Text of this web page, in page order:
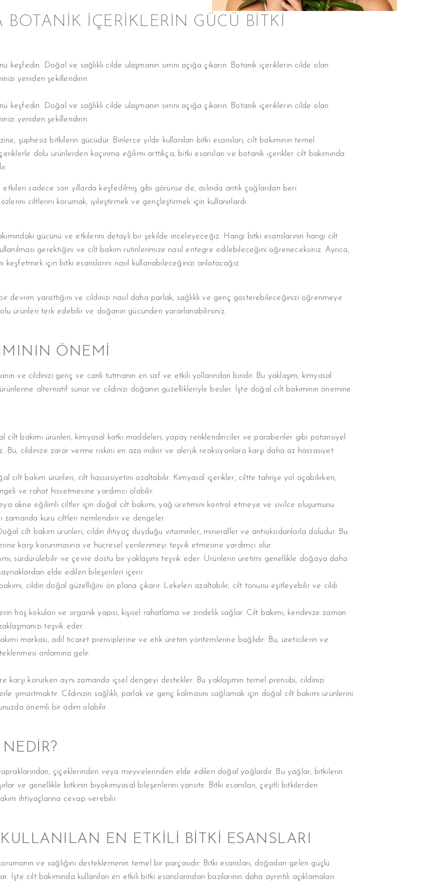
İÇERIKLERIN GÜCÜ BITKI
keşfedin. Doğal ve sağlıklı cilde ulaşmanın sırrını açığa çıkarın. Botanik içeriklerin cilde olan
yeniden şekillendirin.
keşfedin. Doğal ve sağlıklı cilde ulaşmanın sırrını açığa çıkarın. Botanik içeriklerin cilde olan
yeniden şekillendirin.
şüphesiz bitkilerin gücüdür. Binlerce yıldır kullanılan bitki esansları, cilt bakımının temel
dolu ürünlerden kaçınma eğilimi arttıkça, bitki esansları ve botanik içerikler cilt bakımında
etkileri sadece son yıllarda keşfedilmiş gibi görünse de, aslında antik çağlardan beri
ciltlerini korumak, iyileştirmek ve gençleştirmek için kullanırlardı.
gücünü ve etkilerini detaylı bir şekilde inceleyeceğiz. Hangi bitki esanslarının hangi cilt
gerektiğini ve cilt bakım rutinlerimize nasıl entegre edilebileceğini öğreneceksiniz. Ayrıca,
keşfetmek için bitki esanslarını nasıl kullanabileceğinizi anlatacağız.
bir devrim yarattığını ve cildinizi nasıl daha parlak, sağlıklı ve genç gösterebileceğinizi öğrenmeye
ürünleri terk edebilir ve doğanın gücünden yararlanabilirsiniz.
ÖNEMI
ve cildinizi genç ve canlı tutmanın en saf ve etkili yollarından biridir. Bu yaklaşım, kimyasal
alternatif sunar ve cildinizi doğanın güzellikleriyle besler. İşte doğal cilt bakımının önemine
cilt bakımı ürünleri, kimyasal katkı maddeleri, yapay renklendiriciler ve parabenler gibi potansiyel
Bu, cildinize zarar verme riskini en aza indirir ve alerjik reaksiyonlara karşı daha az hassasiyet
cilt bakım ürünleri, cilt hassasiyetini azaltabilir. Kimyasal içerikler, ciltte tahrişe yol açabilirken,
ve rahat hissetmesine yardımcı olabilir.
akne eğilimli ciltler için doğal cilt bakımı, yağ üretimini kontrol etmeye ve sivilce oluşumunu
zamanda kuru ciltleri nemlendirir ve dengeler.
cilt bakım ürünleri, cildin ihtiyaç duyduğu vitaminler, mineraller ve antioksidanlarla doludur. Bu
karşı korunmasına ve hücresel yenilenmeyi teşvik etmesine yardımcı olur.
sürdürülebilir ve çevre dostu bir yaklaşımı teşvik eder. Ürünlerin üretimi genellikle doğaya daha
elde edilen bileşenleri içerir.
cildin doğal güzelliğini ön plana çıkarır. Lekeleri azaltabilir, cilt tonunu eşitleyebilir ve cildi
hoş kokuları ve organik yapısı, kişisel rahatlama ve zindelik sağlar. Cilt bakımı, kendinize zaman
teşvik eder.
markası, adil ticaret prensiplerine ve etik üretim yöntemlerine bağlıdır. Bu, üreticilerin ve
anlamına gelir.
karşı korurken aynı zamanda içsel dengeyi destekler. Bu yaklaşımın temel prensibi, cildinizi
şımartmaktır. Cildinizin sağlıklı, parlak ve genç kalmasını sağlamak için doğal cilt bakımı ürünlerini
önemli bir adım olabilir.
çiçeklerinden veya meyvelerinden elde edilen doğal yağlardır. Bu yağlar, bitkilerin
ve genellikle bitkinin biyokimyasal bileşenlerini yansıtır. Bitki esansları, çeşitli bitkilerden
ihtiyaçlarına cevap verebilir.
EN ETKILI BITKI ESANSLARI
ve sağlığını desteklemenin temel bir parçasıdır. Bitki esansları, doğadan gelen güçlü
cilt bakımında kullanılan en etkili bitki esanslarından bazılarının daha ayrıntılı açıklamaları: